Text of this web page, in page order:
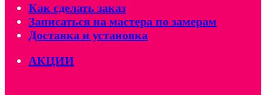
Как сделать заказ
Записаться на мастера по замерам
Доставка и установка
АКЦИИ